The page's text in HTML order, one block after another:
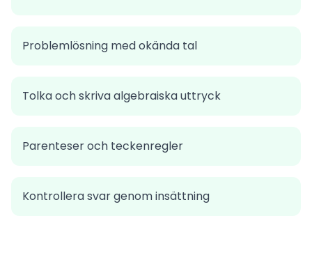
Problemlösning med okända tal
Tolka och skriva algebraiska uttryck
Parenteser och teckenregler
Kontrollera svar genom insättning